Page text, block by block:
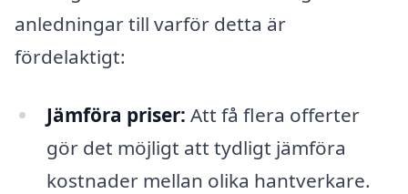
anledningar till varför detta är
fördelaktigt:
Jämföra priser: Att få flera offerter
gör det möjligt att tydligt jämföra
kostnader mellan olika hantverkare.